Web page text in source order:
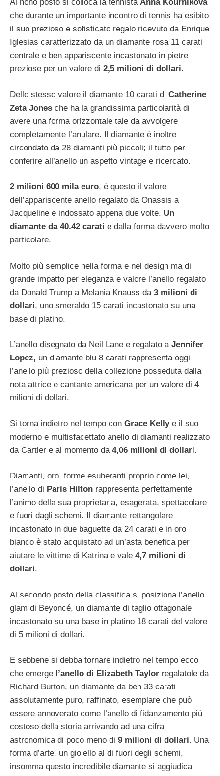
Al nono posto si colloca la tennista Anna Kournikova
che durante un importante incontro di tennis ha esibito
il suo prezioso e sofisticato regalo ricevuto da Enrique
Iglesias caratterizzato da un diamante rosa 11 carati
centrale e ben appariscente incastonato in pietre
preziose per un valore di 2,5 milioni di dollari.
Dello stesso valore il diamante 10 carati di Catherine
Zeta Jones che ha la grandissima particolarità di
avere una forma orizzontale tale da avvolgere
completamente l’anulare. Il diamante è inoltre
circondato da 28 diamanti più piccoli; il tutto per
conferire all’anello un aspetto vintage e ricercato.
2 milioni 600 mila euro, è questo il valore
dell’appariscente anello regalato da Onassis a
Jacqueline e indossato appena due volte. Un
diamante da 40.42 carati e dalla forma davvero molto
particolare.
Molto più semplice nella forma e nel design ma di
grande impatto per eleganza e valore l’anello regalato
da Donald Trump a Melania Knauss da 3 milioni di
dollari, uno smeraldo 15 carati incastonato su una
base di platino.
L’anello disegnato da Neil Lane e regalato a Jennifer
Lopez, un diamante blu 8 carati rappresenta oggi
l’anello più prezioso della collezione posseduta dalla
nota attrice e cantante americana per un valore di 4
milioni di dollari.
Si torna indietro nel tempo con Grace Kelly e il suo
moderno e multisfacettato anello di diamanti realizzato
da Cartier e al momento da 4,06 milioni di dollari.
Diamanti, oro, forme esuberanti proprio come lei,
l’anello di Paris Hilton rappresenta perfettamente
l’animo della sua proprietaria, esagerata, spettacolare
e fuori dagli schemi. Il diamante rettangolare
incastonato in due baguette da 24 carati e in oro
bianco è stato acquistato ad un’asta benefica per
aiutare le vittime di Katrina e vale 4,7 milioni di
dollari.
Al secondo posto della classifica si posiziona l’anello
glam di Beyoncé, un diamante di taglio ottagonale
incastonato su una base in platino 18 carati del valore
di 5 milioni di dollari.
E sebbene si debba tornare indietro nel tempo ecco
che emerge l’anello di Elizabeth Taylor regalatole da
Richard Burton, un diamante da ben 33 carati
assolutamente puro, raffinato, esemplare che può
essere annoverato come l’anello di fidanzamento più
costoso della storia arrivando ad una cifra
astronomica di poco meno di 9 milioni di dollari. Una
forma d’arte, un gioiello al di fuori degli schemi,
insomma questo incredibile diamante si aggiudica